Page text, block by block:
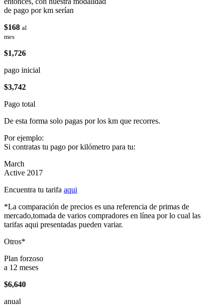
de pago por km serían
$168 al
mes
$1,726
pago inicial
$3,742
Pago total
De esta forma solo pagas por los km que recorres.
Por ejemplo:
Si contratas tu pago por kilómetro para tu:
March
Active 2017
Encuentra tu tarifa aqui
*La comparación de precios es una referencia de primas de
mercado,tomada de varios compradores en línea por lo cual las
tarifas aqui presentadas pueden variar.
Otros*
Plan forzoso
a 12 meses
$6,640
anual